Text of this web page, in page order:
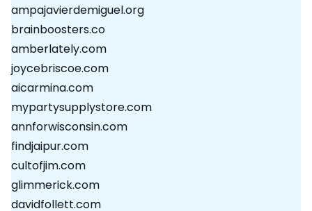
ampajavierdemiguel.org
brainboosters.co
amberlately.com
joycebriscoe.com
aicarmina.com
mypartysupplystore.com
annforwisconsin.com
findjaipur.com
cultofjim.com
glimmerick.com
davidfollett.com